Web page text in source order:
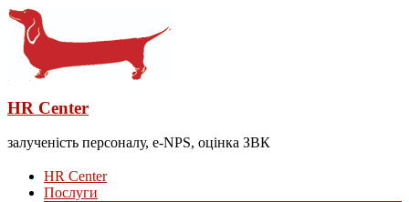
HR Center
залученість персоналу, e-NPS, оцінка ЗВК
HR Center
Послуги